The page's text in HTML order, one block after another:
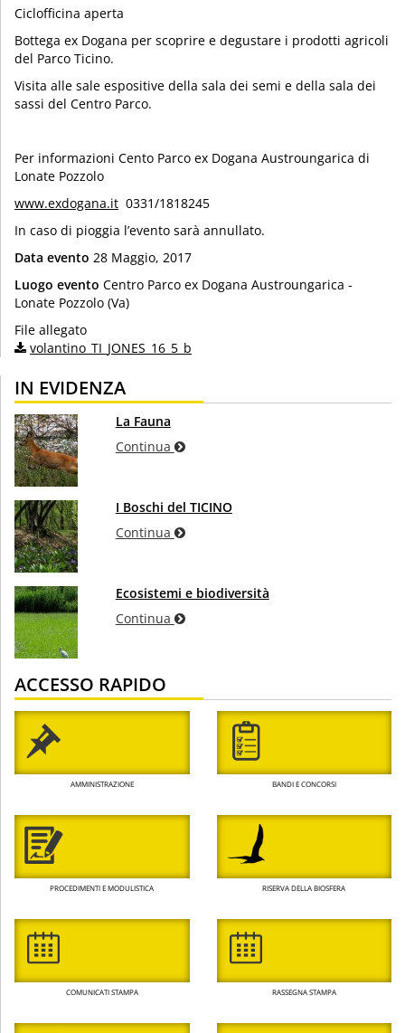
Ciclofficina aperta
Bottega ex Dogana per scoprire e degustare i prodotti agricoli
del Parco Ticino.
Visita alle sale espositive della sala dei semi e della sala dei
sassi del Centro Parco.
Per informazioni Cento Parco ex Dogana Austroungarica di
Lonate Pozzolo
www.exdogana.it 0331/1818245
In caso di pioggia l’evento sarà annullato.
Data evento 28 Maggio, 2017
Luogo evento Centro Parco ex Dogana Austroungarica -
Lonate Pozzolo (Va)
File allegato
volantino_TI_JONES_16_5_b
IN EVIDENZA
La Fauna
Continua
I Boschi del TICINO
Continua
Ecosistemi e biodiversità
Continua
ACCESSO RAPIDO
AMMINISTRAZIONE BANDI E CONCORSI
PROCEDIMENTI E MODULISTICA RISERVA DELLA BIOSFERA
COMUNICATI STAMPA RASSEGNA STAMPA